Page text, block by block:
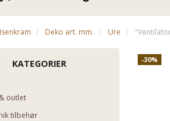
Isenkram Deko art. mm. Ure
KATEGORIER
outlet
tilbehør
-30%